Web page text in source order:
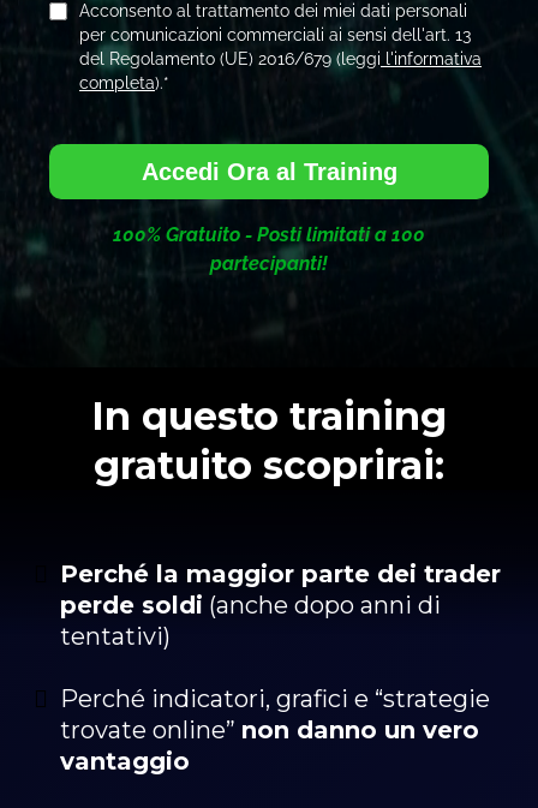
Acconsento al trattamento dei miei dati personali
per comunicazioni commerciali ai sensi dell'art. 13
del Regolamento (UE) 2016/679 (leggi
l'informativa
completa).*
Accedi Ora al Training
100% Gratuito - Posti limitati a 100
partecipanti!
In questo training
gratuito scoprirai:
Perché la maggior parte dei trader
perde soldi (anche dopo anni di
tentativi)
Perché indicatori, grafici e “strategie
trovate online” non danno un vero
vantaggio